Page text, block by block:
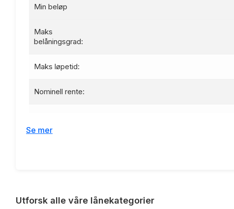
Min beløp
Maks
belåningsgrad:
Maks løpetid:
Nominell rente:
Renteeksempel:
Se mer
Utforsk alle våre lånekategorier